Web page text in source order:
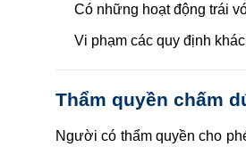
Có những hoạt động trái
Vi phạm các quy định
Thẩm quyền chấm
Người có thẩm quyền cho